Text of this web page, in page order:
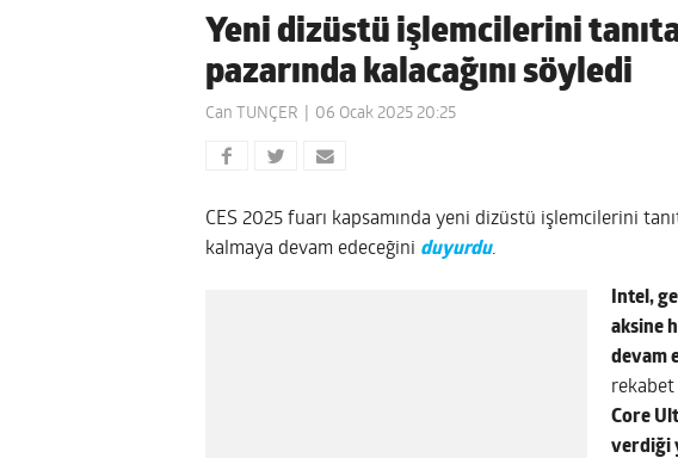
Yeni dizüstü işlemcilerini
pazarında kalacağını söyledi
Can TUNÇER 06 Ocak 2025 20:25
CES 2025 fuarı kapsamında yeni dizüstü işlemcilerini
kalmaya devam edeceğini duyurdu.
Intel,
aksine
devam
Core
verdiği